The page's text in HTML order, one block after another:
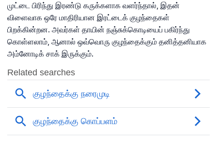
முட்டை பிரிந்து இரண்டு கருக்களாக வளர்ந்தால், இதன்
விளைவாக ஒரே மாதிரியான இரட்டைக் குழந்தைகள்
பிறக்கின்றன. அவர்கள் தாயின் நஞ்சுக்கொடியைப் பகிர்ந்து
கொள்ளலாம், ஆனால் ஒவ்வொரு குழந்தைக்கும் தனித்தனியாக
அம்னோடிக் சாக் இருக்கும்.